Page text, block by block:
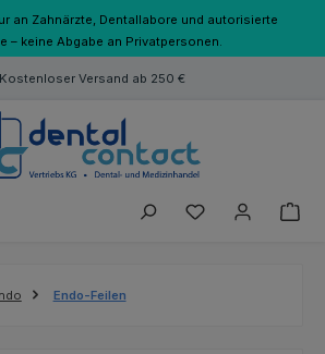
an Zahnärzte, Dentallabore und autorisierte
– keine Abgabe an Privatpersonen.
Kostenloser Versand ab 250 €
Du hast 0
Endo-Feilen